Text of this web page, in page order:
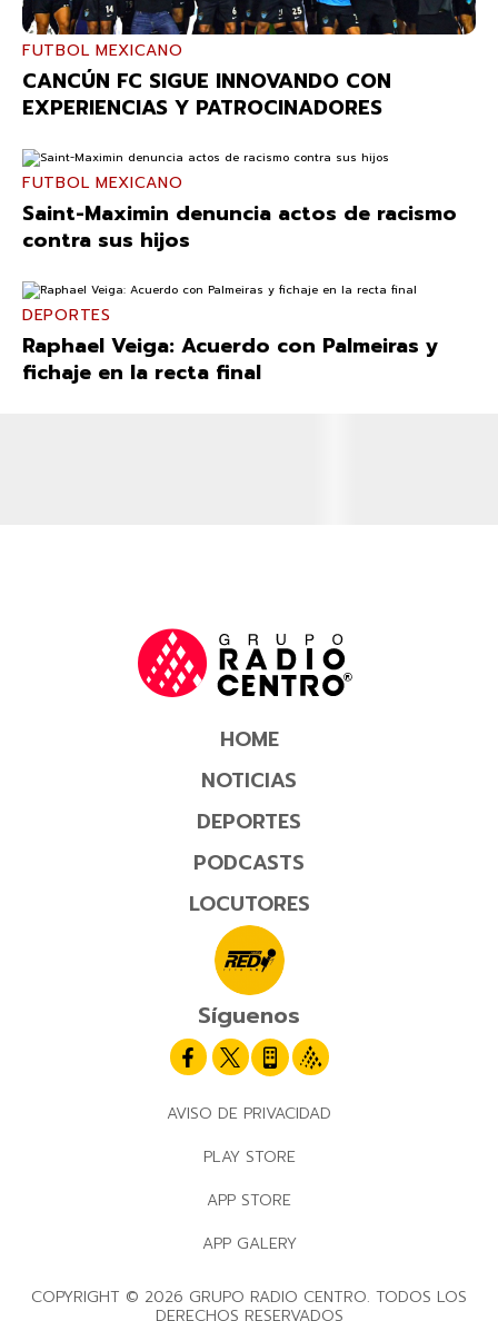
FUTBOL MEXICANO
CANCÚN FC SIGUE INNOVANDO CON
EXPERIENCIAS Y PATROCINADORES
FUTBOL MEXICANO
Saint-Maximin denuncia actos de racismo
contra sus hijos
DEPORTES
Raphael Veiga: Acuerdo con Palmeiras y
fichaje en la recta final
HOME
NOTICIAS
DEPORTES
PODCASTS
LOCUTORES
Síguenos
AVISO DE PRIVACIDAD
PLAY STORE
APP STORE
APP GALERY
COPYRIGHT © 2026 GRUPO RADIO CENTRO. TODOS LOS